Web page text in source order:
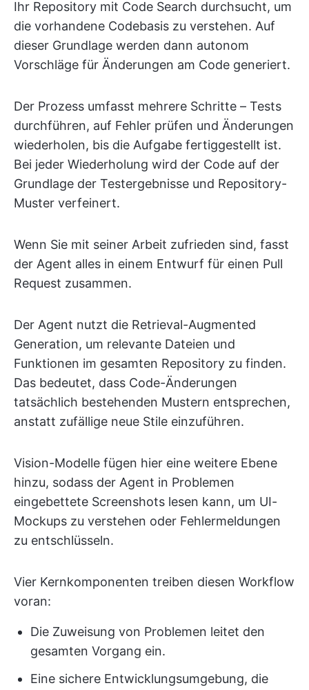
Ihr Repository mit Code Search durchsucht, um
die vorhandene Codebasis zu verstehen. Auf
dieser Grundlage werden dann autonom
Vorschläge für Änderungen am Code generiert.
Der Prozess umfasst mehrere Schritte – Tests
durchführen, auf Fehler prüfen und Änderungen
wiederholen, bis die Aufgabe fertiggestellt ist.
Bei jeder Wiederholung wird der Code auf der
Grundlage der Testergebnisse und Repository-
Muster verfeinert.
Wenn Sie mit seiner Arbeit zufrieden sind, fasst
der Agent alles in einem Entwurf für einen Pull
Request zusammen.
Der Agent nutzt die Retrieval-Augmented
Generation, um relevante Dateien und
Funktionen im gesamten Repository zu finden.
Das bedeutet, dass Code-Änderungen
tatsächlich bestehenden Mustern entsprechen,
anstatt zufällige neue Stile einzuführen.
Vision-Modelle fügen hier eine weitere Ebene
hinzu, sodass der Agent in Problemen
eingebettete Screenshots lesen kann, um UI-
Mockups zu verstehen oder Fehlermeldungen
zu entschlüsseln.
Vier Kernkomponenten treiben diesen Workflow
voran:
Die Zuweisung von Problemen leitet den
gesamten Vorgang ein.
Eine sichere Entwicklungsumgebung, die